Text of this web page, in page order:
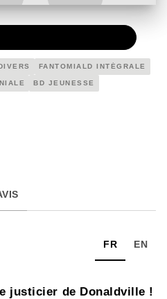
FANTOMIALD INTÉGRALE
BD JEUNESSE
FR EN
justicier de Donaldville !